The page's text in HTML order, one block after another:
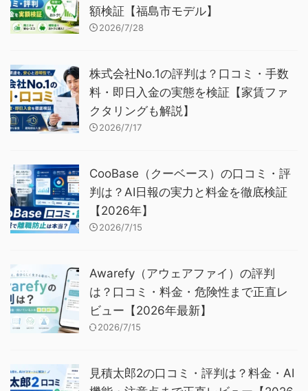
額検証【福島市モデル】
2026/7/28
株式会社No.1の評判は？口コミ・手数
料・即日入金の実態を検証【家賃ファ
クタリングも解説】
2026/7/17
CooBase（クーベース）の口コミ・評
判は？AI日報の実力と料金を徹底検証
【2026年】
2026/7/15
Awarefy（アウェアファイ）の評判
は？口コミ・料金・危険性まで正直レ
ビュー【2026年最新】
2026/7/15
見積太郎2の口コミ・評判は？料金・AI